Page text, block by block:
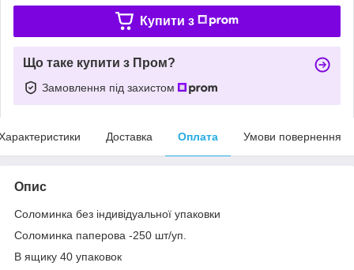
Купити з
Що таке купити з Пром?
Замовлення під захистом
Доставка Оплата Умови повернення
Опис
Соломинка без індивідуальної упаковки
Соломинка паперова -250 шт/уп.
В ящику 40 упаковок